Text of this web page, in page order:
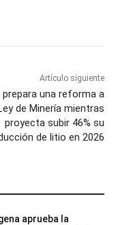
Artículo siguiente
prepara una reforma a
de Minería mientras
proyecta subir 46% su
de litio en 2026
aprueba la